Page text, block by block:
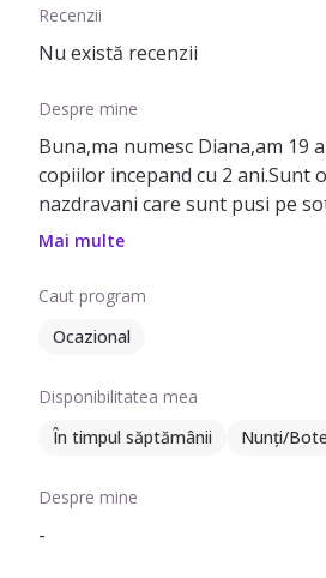
Recenzii
Nu există recenzii
Despre mine
Buna,ma numesc Diana,am
copiilor incepand cu 2 ani.Sunt
nazdravani care sunt pusi pe
Mai multe
Caut program
Ocazional
Disponibilitatea mea
În timpul săptămânii
Nunți/
Despre mine
-